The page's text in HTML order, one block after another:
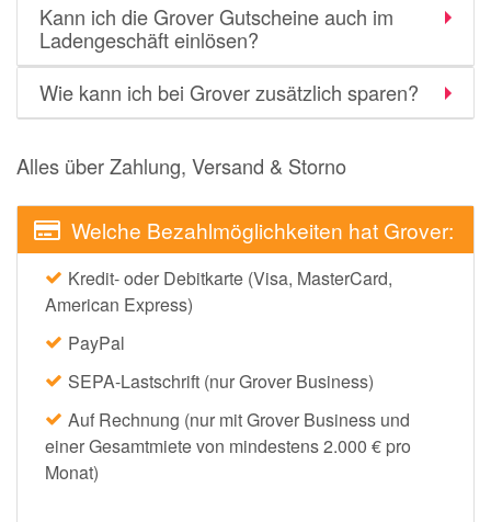
Kann ich die Grover Gutscheine auch im
Ladengeschäft einlösen?
Wie kann ich bei Grover zusätzlich sparen?
Alles über Zahlung, Versand & Storno
Welche Bezahlmöglichkeiten hat Grover:
Kredit- oder Debitkarte (Visa, MasterCard,
American Express)
PayPal
SEPA-Lastschrift (nur Grover Business)
Auf Rechnung (nur mit Grover Business und
einer Gesamtmiete von mindestens 2.000 € pro
Monat)